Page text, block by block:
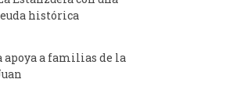
histórica
apoya a familias de la